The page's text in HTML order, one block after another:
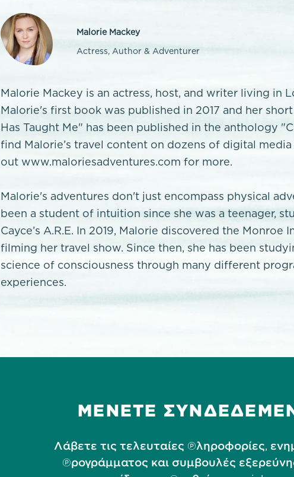
Malorie Mackey
Actress, Author & Adventurer
Malorie Mackey is an actress, host, and writer living in
Malorie's first book was published in 2017 and her
Has Taught Me" has been published in the anthology
find Malorie’s travel content on dozens of digital
out www.maloriesadventures.com for more.
Malorie's adventures don't just encompass physical
been a student of intuition since she was a teenager,
Cayce’s A.R.E. In 2019, Malorie discovered the Monroe
filming her travel show. Since then, she has been
science of consciousness through many different
experiences.
ΜΕΝΕΤΕ
Λάβετε τις τελευταίες πληροφορίες,
προγράμματος και συμβουλές